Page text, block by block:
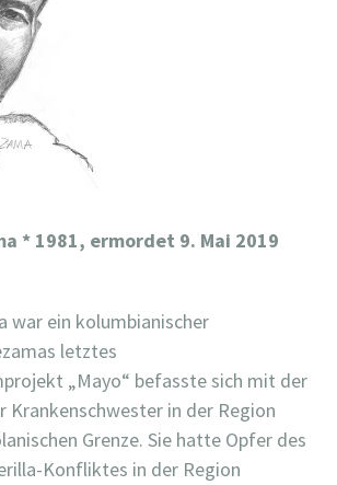
* 1981, ermordet 9. Mai 2019
war ein kolumbianischer
letztes
„Mayo“ befasste sich mit der
Krankenschwester in der Region
Grenze. Sie hatte Opfer des
Konfliktes in der Region